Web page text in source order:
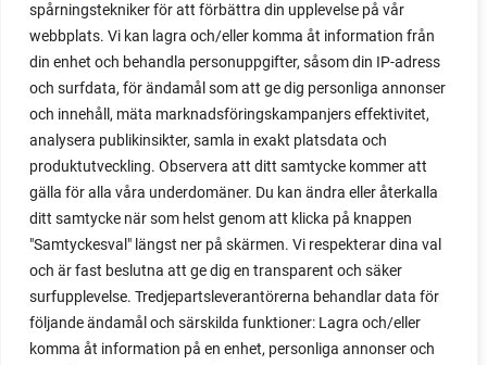
spårningstekniker för att förbättra din upplevelse på vår
webbplats. Vi kan lagra och/eller komma åt information från
din enhet och behandla personuppgifter, såsom din IP-adress
och surfdata, för ändamål som att ge dig personliga annonser
och innehåll, mäta marknadsföringskampanjers effektivitet,
analysera publikinsikter, samla in exakt platsdata och
produktutveckling. Observera att ditt samtycke kommer att
gälla för alla våra underdomäner. Du kan ändra eller återkalla
ditt samtycke när som helst genom att klicka på knappen
"Samtyckesval" längst ner på skärmen. Vi respekterar dina val
och är fast beslutna att ge dig en transparent och säker
surfupplevelse. Tredjepartsleverantörerna behandlar data för
följande ändamål och särskilda funktioner: Lagra och/eller
komma åt information på en enhet, personliga annonser och
växter i en pallkrage tillsammans med andra växter.
Perfekt om du vill odla mycket i på liten yta.